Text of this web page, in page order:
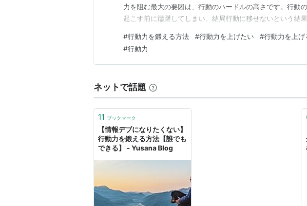
力を阻む最大の要因は、行動のハードルの高さです。行動
起こす前に躊躇してしまい、結局行動に移せないという結
優先順位をつける 行動の具体的な方法を決める 例えば、ダ
場合、いきなり10kg痩せることを目標にする…
#行動力を鍛える方法 #行動力を上げたい #行動力を上げ
#行動力
ネットで話題
11 ブックマーク
【情報デブになりたくない】
行動力を鍛える方法【誰でも
できる】 - Yusana Blog